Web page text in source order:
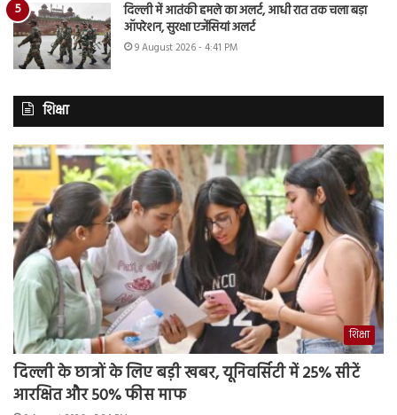
दिल्ली में आतंकी हमले का अलर्ट, आधी रात तक चला बड़ा
ऑपरेशन, सुरक्षा एजेंसियां अलर्ट
9 August 2026 - 4:41 PM
शिक्षा
शिक्षा
दिल्ली के छात्रों के लिए बड़ी खबर, यूनिवर्सिटी में 25% सीटें
आरक्षित और 50% फीस माफ